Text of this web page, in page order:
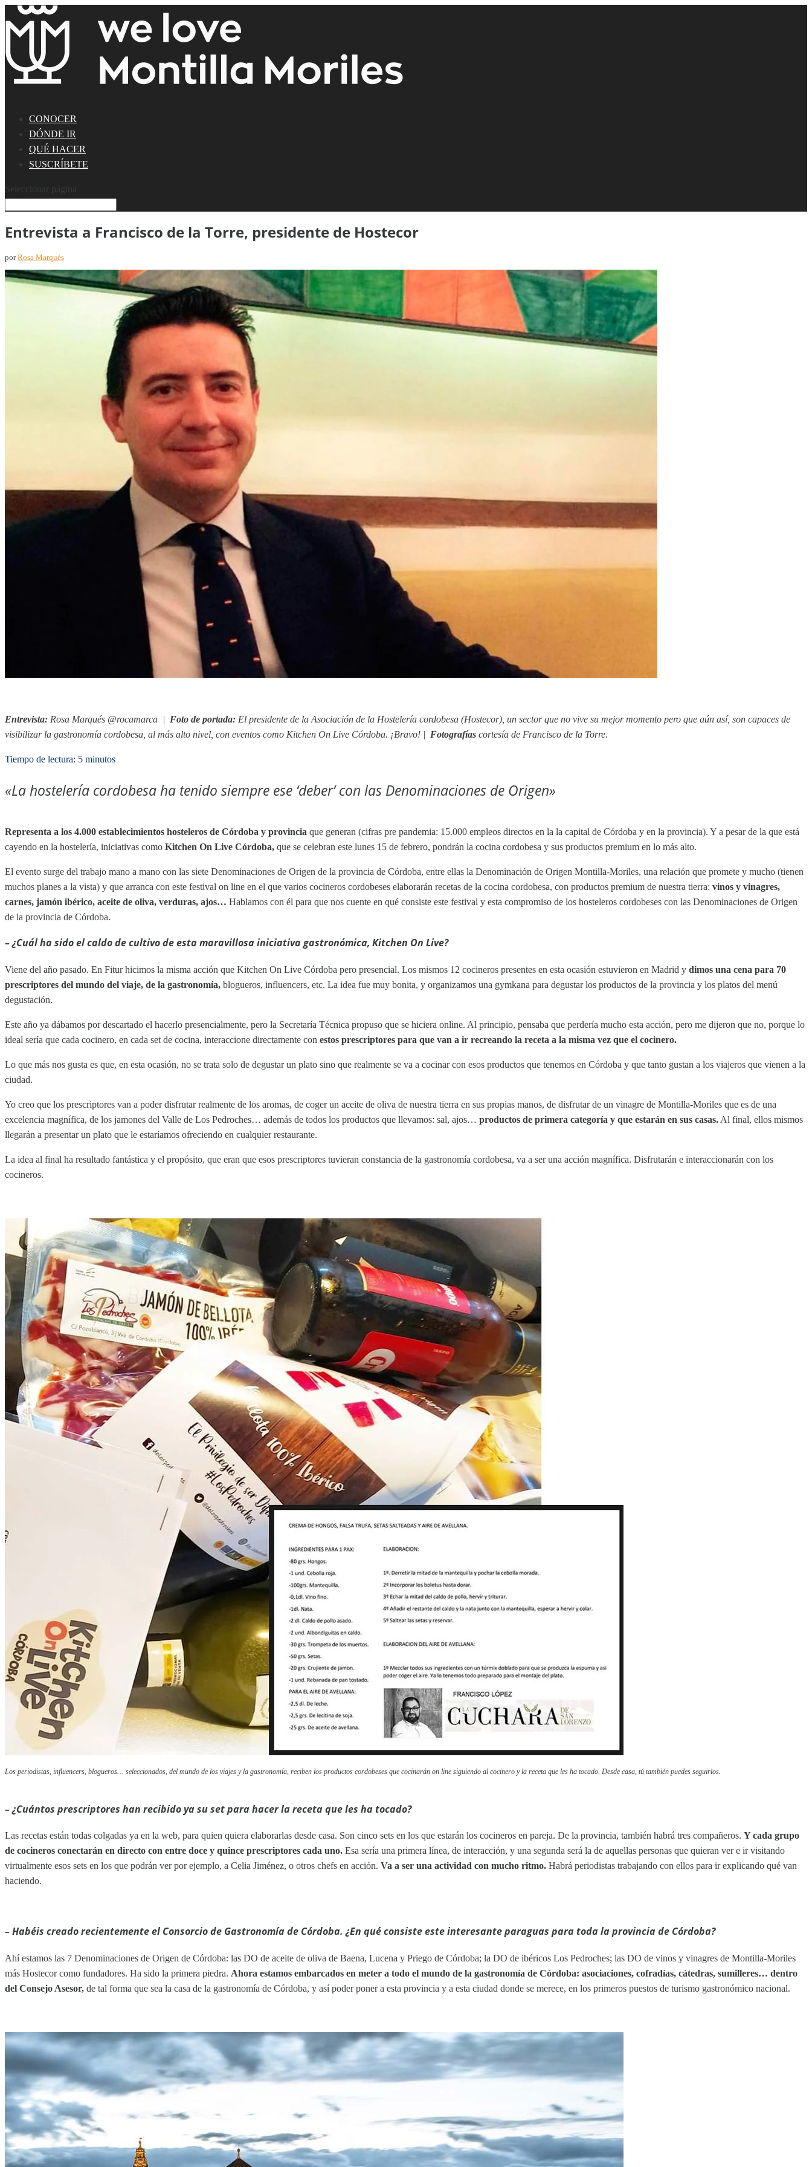
CONOCER
DÓNDE IR
QUÉ HACER
SUSCRÍBETE
Seleccionar página
Entrevista a Francisco de la Torre, presidente de Hostecor
porRosa Marqués
Entrevista: Rosa Marqués @rocamarca | Foto de portada: El presidente de la Asociación de la Hostelería cordobesa (Hostecor), un sector que no vive su mejor momento pero que aún así, son capaces de
visibilizar la gastronomía cordobesa, al más alto nivel, con eventos como Kitchen On Live Córdoba. ¡Bravo! | Fotografías cortesía de Francisco de la Torre.
Tiempo de lectura: 5 minutos
«La hostelería cordobesa ha tenido siempre ese ‘deber’ con las Denominaciones de Origen»
Representa a los 4.000 establecimientos hosteleros de Córdoba y provincia que generan (cifras pre pandemia: 15.000 empleos directos en la la capital de Córdoba y en la provincia). Y a pesar de la que está
cayendo en la hostelería, iniciativas como Kitchen On Live Córdoba, que se celebran este lunes 15 de febrero, pondrán la cocina cordobesa y sus productos premium en lo más alto.
El evento surge del trabajo mano a mano con las siete Denominaciones de Origen de la provincia de Córdoba, entre ellas la Denominación de Origen Montilla-Moriles, una relación que promete y mucho (tienen
muchos planes a la vista) y que arranca con este festival on line en el que varios cocineros cordobeses elaborarán recetas de la cocina cordobesa, con productos premium de nuestra tierra: vinos y vinagres,
carnes, jamón ibérico, aceite de oliva, verduras, ajos… Hablamos con él para que nos cuente en qué consiste este festival y esta compromiso de los hosteleros cordobeses con las Denominaciones de Origen
de la provincia de Córdoba.
– ¿Cuál ha sido el caldo de cultivo de esta maravillosa iniciativa gastronómica, Kitchen On Live?
Viene del año pasado. En Fitur hicimos la misma acción que Kitchen On Live Córdoba pero presencial. Los mismos 12 cocineros presentes en esta ocasión estuvieron en Madrid y dimos una cena para 70
prescriptores del mundo del viaje, de la gastronomía, blogueros, influencers, etc. La idea fue muy bonita, y organizamos una gymkana para degustar los productos de la provincia y los platos del menú
degustación.
Este año ya dábamos por descartado el hacerlo presencialmente, pero la Secretaría Técnica propuso que se hiciera online. Al principio, pensaba que perdería mucho esta acción, pero me dijeron que no, porque lo
ideal sería que cada cocinero, en cada set de cocina, interaccione directamente con estos prescriptores para que van a ir recreando la receta a la misma vez que el cocinero.
Lo que más nos gusta es que, en esta ocasión, no se trata solo de degustar un plato sino que realmente se va a cocinar con esos productos que tenemos en Córdoba y que tanto gustan a los viajeros que vienen a la
ciudad.
Yo creo que los prescriptores van a poder disfrutar realmente de los aromas, de coger un aceite de oliva de nuestra tierra en sus propias manos, de disfrutar de un vinagre de Montilla-Moriles que es de una
excelencia magnífica, de los jamones del Valle de Los Pedroches… además de todos los productos que llevamos: sal, ajos… productos de primera categoría y que estarán en sus casas. Al final, ellos mismos
llegarán a presentar un plato que le estaríamos ofreciendo en cualquier restaurante.
La idea al final ha resultado fantástica y el propósito, que eran que esos prescriptores tuvieran constancia de la gastronomía cordobesa, va a ser una acción magnífica. Disfrutarán e interaccionarán con los
cocineros.
Los periodistas, influencers, blogueros… seleccionados, del mundo de los viajes y la gastronomía, reciben los productos cordobeses que cocinarán on line siguiendo al cocinero y la receta que les ha tocado. Desde casa, tú también puedes seguirlos.
–¿Cuántos prescriptores han recibido ya su set para hacer la receta que les ha tocado?
Las recetas están todas colgadas ya en la web, para quien quiera elaborarlas desde casa. Son cinco sets en los que estarán los cocineros en pareja. De la provincia, también habrá tres compañeros. Y cada grupo
de cocineros conectarán en directo con entre doce y quince prescriptores cada uno. Esa sería una primera línea, de interacción, y una segunda será la de aquellas personas que quieran ver e ir visitando
virtualmente esos sets en los que podrán ver por ejemplo, a Celia Jiménez, o otros chefs en acción. Va a ser una actividad con mucho ritmo. Habrá periodistas trabajando con ellos para ir explicando qué van
haciendo.
– Habéis creado recientemente el Consorcio de Gastronomía de Córdoba. ¿En qué consiste este interesante paraguas para toda la provincia de Córdoba?
Ahí estamos las 7 Denominaciones de Origen de Córdoba: las DO de aceite de oliva de Baena, Lucena y Priego de Córdoba; la DO de ibéricos Los Pedroches; las DO de vinos y vinagres de Montilla-Moriles
más Hostecor como fundadores. Ha sido la primera piedra. Ahora estamos embarcados en meter a todo el mundo de la gastronomía de Córdoba: asociaciones, cofradías, cátedras, sumilleres… dentro
del Consejo Asesor, de tal forma que sea la casa de la gastronomía de Córdoba, y así poder poner a esta provincia y a esta ciudad donde se merece, en los primeros puestos de turismo gastronómico nacional.